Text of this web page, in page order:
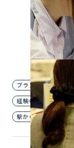
お
PCの
明
ブランクOK 主婦
経験者優遇
自転
駅から徒歩圏内